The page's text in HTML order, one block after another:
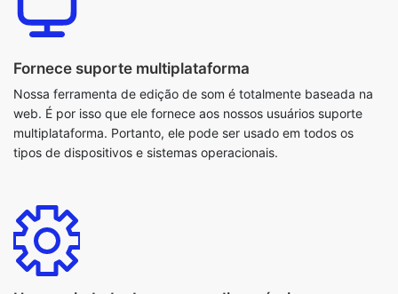
Nossa ferramenta de edição de som é totalmente baseada na
web. É por isso que ele fornece aos nossos usuários suporte
tipos de dispositivos e sistemas operacionais.
Uma variedade de recursos disponíveis
Essa ferramenta vem com uma variedade de recursos que
aprimoram a edição. Ele permite cortar o áudio, revertê-lo e